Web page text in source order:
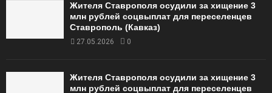
Жителя Ставрополя осудили за хищение 3
млн рублей соцвыплат для переселенцев
Ставрополь (Кавказ)
27.05.2026 0
Жителя Ставрополя осудили за хищение 3
млн рублей соцвыплат для переселенцев